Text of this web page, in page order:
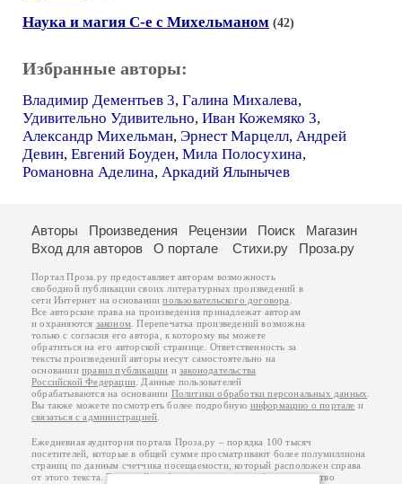
Наука и магия С-е с Михельманом (42)
Избранные авторы:
Владимир Дементьев 3, Галина Михалева,
Удивительно Удивительно, Иван Кожемяко 3,
Александр Михельман, Эрнест Марцелл, Андрей
Девин, Евгений Боуден, Мила Полосухина,
Романовна Аделина, Аркадий Ялынычев
Авторы Произведения Рецензии Поиск
Магазин
Вход для авторов
О портале Стихи.ру Проза.ру
Портал Проза.ру предоставляет авторам возможность
свободной публикации своих литературных произведений в
сети Интернет на основаниипользовательского договора
Все авторские права на произведения принадлежат авторам
и охраняются законом . Перепечатка произведений возможна
только с согласия его автора, к которому вы можете
обратиться на его авторской странице. Ответственность за
тексты произведений авторы несут самостоятельно на
основанииправил публикации изаконодательства
Российской Федерации . Данные пользователей
обрабатываются на основании Политики обработки персональных данных
Вы также можете посмотреть более подробную информацию о портале и
связаться с администрацией
Ежедневная аудитория портала Проза.ру – порядка 100 тысяч
посетителей, которые в общей сумме просматривают более полумиллиона
страниц по данным счетчика посещаемости, который расположен справа
от этого текста. В каждой графе указано по две цифры: количество